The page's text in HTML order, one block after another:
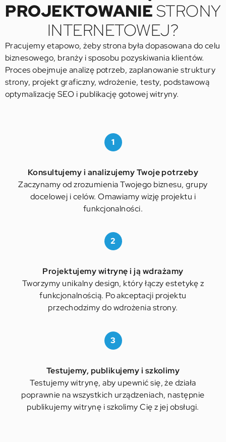
PROJEKTOWANIESTRONY
INTERNETOWEJ?
Pracujemy etapowo, żeby strona była dopasowana do celu
biznesowego, branży i sposobu pozyskiwania klientów.
Proces obejmuje analizę potrzeb, zaplanowanie struktury
strony, projekt graficzny, wdrożenie, testy, podstawową
optymalizację SEO i publikację gotowej witryny.
1
Konsultujemy i analizujemy Twoje potrzeby
Zaczynamy od zrozumienia Twojego biznesu, grupy
docelowej i celów. Omawiamy wizję projektu i
funkcjonalności.
2
Projektujemy witrynę i ją wdrażamy
Tworzymy unikalny design, który łączy estetykę z
funkcjonalnością. Po akceptacji projektu
przechodzimy do wdrożenia strony.
3
Testujemy, publikujemy i szkolimy
Testujemy witrynę, aby upewnić się, że działa
poprawnie na wszystkich urządzeniach, następnie
publikujemy witrynę i szkolimy Cię z jej obsługi.